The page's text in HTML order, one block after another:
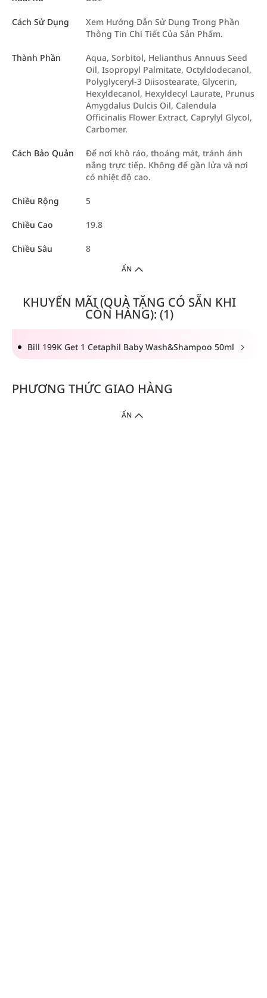
Cách Sử Dụng
Xem Hướng Dẫn Sử Dụng Trong Phần
Thông Tin Chi Tiết Của Sản Phẩm.
Thành Phần
Aqua, Sorbitol, Helianthus Annuus Seed
Oil, Isopropyl Palmitate, Octyldodecanol,
Polyglyceryl-3 Diisostearate, Glycerin,
Hexyldecanol, Hexyldecyl Laurate, Prunus
Amygdalus Dulcis Oil, Calendula
Officinalis Flower Extract, Caprylyl Glycol,
Carbomer.
Cách Bảo Quản
Để nơi khô ráo, thoáng mát, tránh ánh
nắng trực tiếp. Không để gần lửa và nơi
có nhiệt độ cao.
Chiều Rộng 5
Chiều Cao 19.8
Chiều Sâu 8
ẨN
KHUYẾN MÃI (QUÀ TẶNG CÓ SẴN KHI
CÒN HÀNG): (1)
Bill 199K Get 1 Cetaphil Baby Wash&Shampoo 50ml
PHƯƠNG THỨC GIAO HÀNG
ẨN